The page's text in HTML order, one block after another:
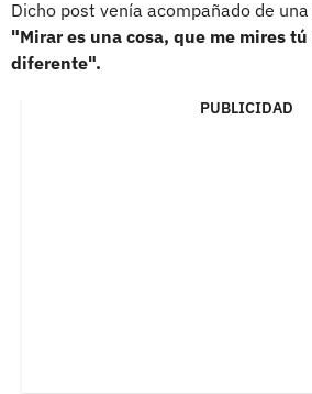
Dicho post venía acompañado de
"Mirar es una cosa, que me mires
diferente".
PUBLICIDAD